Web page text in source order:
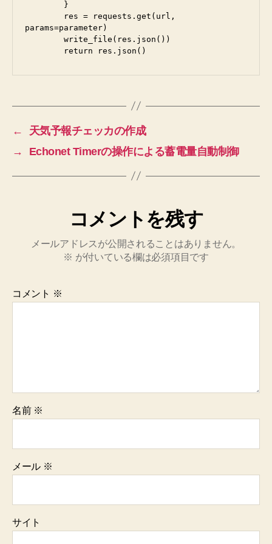
params=parameter)
←
天気予報チェッカの作成
→
Echonet Timerの操作による蓄電量自動制御
コメントを残す
メールアドレスが公開されることはありません。
※ が付いている欄は必須項目です
コメント ※
名前 ※
メール ※
サイト